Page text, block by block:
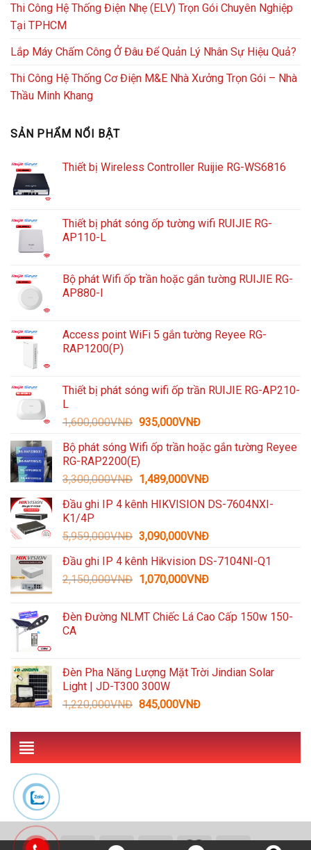
Thi Công Hệ Thống Điện Nhẹ (ELV) Trọn Gói Chuyên Nghiệp
Tại TPHCM
Lắp Máy Chấm Công Ở Đâu Để Quản Lý Nhân Sự Hiệu Quả?
Thi Công Hệ Thống Cơ Điện M&E Nhà Xưởng Trọn Gói – Nhà
Thầu Minh Khang
SẢN PHẨM NỔI BẬT
Thiết bị Wireless Controller Ruijie RG-WS6816
Thiết bị phát sóng ốp tường wifi RUIJIE RG-
AP110-L
Bộ phát Wifi ốp trần hoặc gắn tường RUIJIE RG-
AP880-I
Access point WiFi 5 gắn tường Reyee RG-
RAP1200(P)
Thiết bị phát sóng wifi ốp trần RUIJIE RG-AP210-
L
1,600,000VNĐ Giá
là:
1,600,000VNĐ.
935,000VNĐGiá
tại
935,000VNĐ.
Bộ phát sóng Wifi ốp trần hoặc gắn tường Reyee
RG-RAP2200(E)
3,300,000VNĐ Giá
là:
1,489,000VNĐGiá
tại
1,489,000VNĐ.
Đầu ghi IP 4 kênh HIKVISION DS-7604NXI-
K1/4P
5,959,000VNĐ Giá
là:
5,959,000VNĐ.
3,090,000VNĐGiá
tại
là:
Đầu ghi IP 4 kênh Hikvision DS-7104NI-Q1
2,150,000VNĐ Giá
2,150,000VNĐ.
1,070,000VNĐGiá
là:
Đèn Đường NLMT Chiếc Lá Cao Cấp 150w 150-
CA
Đèn Pha Năng Lượng Mặt Trời Jindian Solar
Light | JD-T300 300W
1,220,000VNĐ Giá
là:
845,000VNĐGiá
tại
845,000VNĐ.